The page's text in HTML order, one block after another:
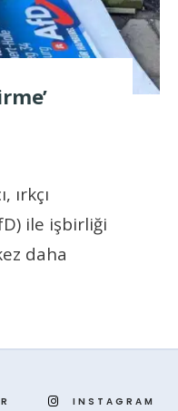
ırkçı
ile işbirliği
daha
INSTAGRAM